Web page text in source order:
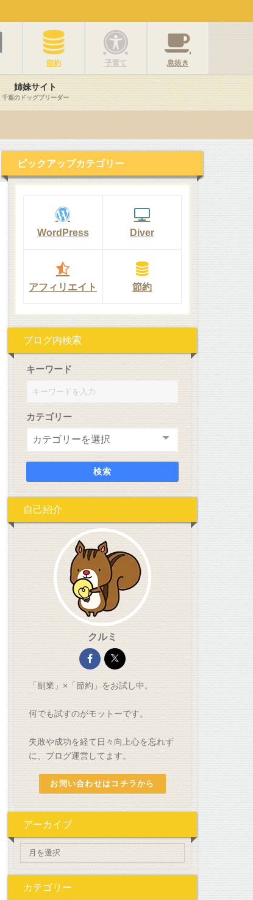
節約 子育て 息抜き
姉妹サイト
千葉のドッグブリーダー
ピックアップカテゴリー
WordPress Diver
アフィリエイト 節約
ブログ内検索
キーワード
カテゴリー
検索
自己紹介
クルミ
「副業」×「節約」をお試し中。
何でも試すのがモットーです。
失敗や成功を経て日々向上心を忘れず
に、ブログ運営してます。
お問い合わせはコチラから
アーカイブ
カテゴリー